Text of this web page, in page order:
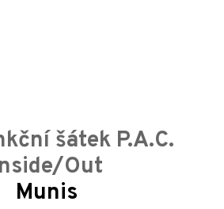
šátek P.A.C.
Out
Munis